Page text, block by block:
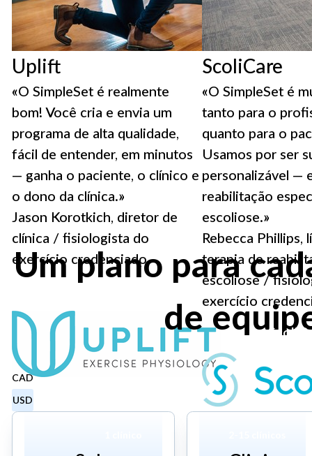
Uplift
«O SimpleSet é realmente
bom! Você cria e envia um
programa de alta qualidade,
fácil de entender, em minutos
— ganha o paciente, o clínico e
o dono da clínica.»
Jason Korotkich, diretor de
clínica / fisiologista do
exercício credenciado
ScoliCare
«O SimpleSet é
tanto para o
quanto para o
Usamos por ser
personalizável —
reabilitação
escoliose.»
Rebecca Phillips,
terapia de
escoliose /
exercício
Um plano para
de
CAD
USD